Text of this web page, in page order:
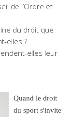
de l’Ordre et
du droit que
elles ?
elles leur
Quand le droit
du sport s'invite